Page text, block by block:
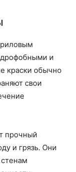
и
краски обычно
свои
прочный
и грязь. Они